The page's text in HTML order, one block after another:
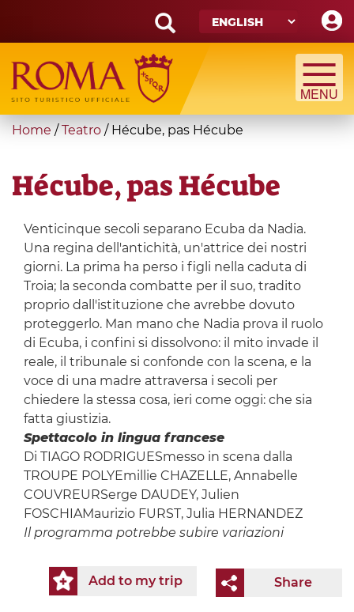
main
content
Search
form
Search
You
here
Home / Teatro / Hécube, pas Hécube
Hécube, pas Hécube
Venticinque secoli separano Ecuba da Nadia.
Una regina dell'antichità, un'attrice dei nostri
giorni. La prima ha perso i figli nella caduta di
Troia; la seconda combatte per il suo, tradito
proprio dall'istituzione che avrebbe dovuto
proteggerlo. Man mano che Nadia prova il ruolo
di Ecuba, i confini si dissolvono: il mito invade il
reale, il tribunale si confonde con la scena, e la
voce di una madre attraversa i secoli per
chiedere la stessa cosa, ieri come oggi: che sia
fatta giustizia.
Spettacolo in lingua francese
Di TIAGO RODRIGUESmesso in scena dalla
TROUPE POLYEmillie CHAZELLE, Annabelle
COUVREURSerge DAUDEY, Julien
FOSCHIAMaurizio FURST, Julia HERNANDEZ
Il programma potrebbe subire variazioni
Share
Add to my trip